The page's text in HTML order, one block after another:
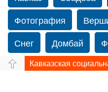
Фотография
Снег
Домбай
Путешествие
Кавказская